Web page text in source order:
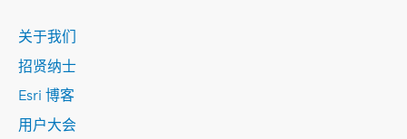
关于我们
招贤纳士
Esri 博客
用户大会